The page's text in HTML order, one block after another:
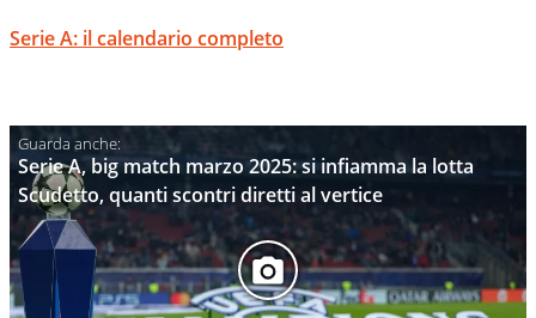
Serie A: il calendario completo
Serie A, big match marzo 2025: si infiamma la lotta
Scudetto, quanti scontri diretti al vertice